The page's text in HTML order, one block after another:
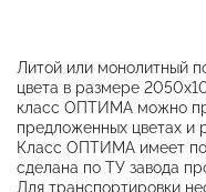
Литой или монолитный
цвета в размере
класс ОПТИМА можно
предложенных цветах и
Класс ОПТИМА имеет
сделана по ТУ завода
Для транспортировки